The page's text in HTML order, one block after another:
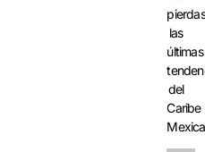
pierdas
las
últimas
del
Caribe